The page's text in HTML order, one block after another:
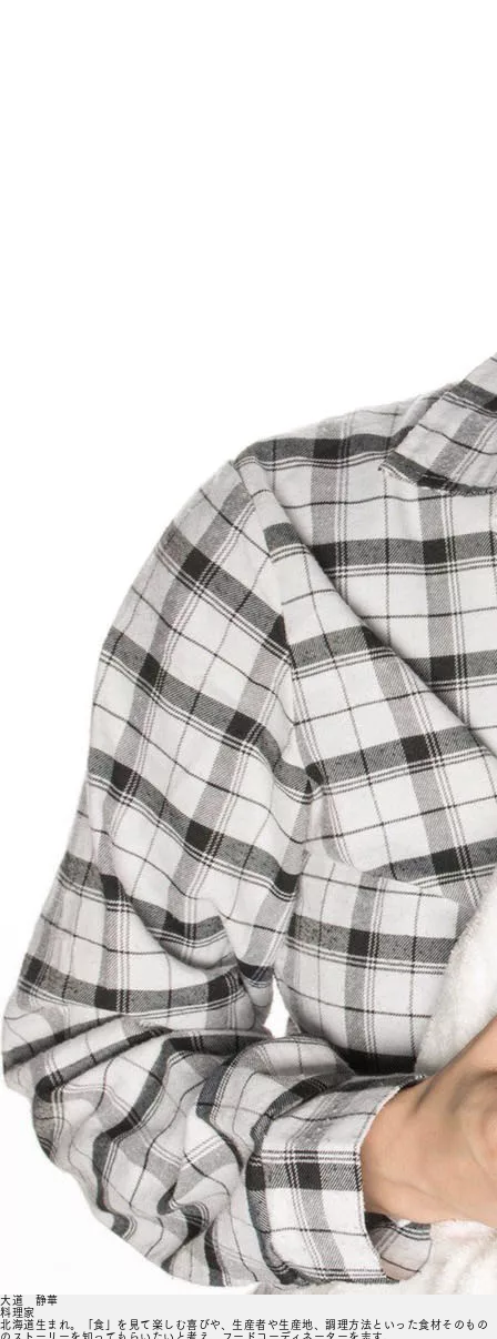
大道 静華
料理家
北海道生まれ。「食」を見て楽しむ喜びや、生産者や生産地、調理方法といった食材そのもの
のストーリーを知ってもらいたいと考え、フードコーディネーターを志す。